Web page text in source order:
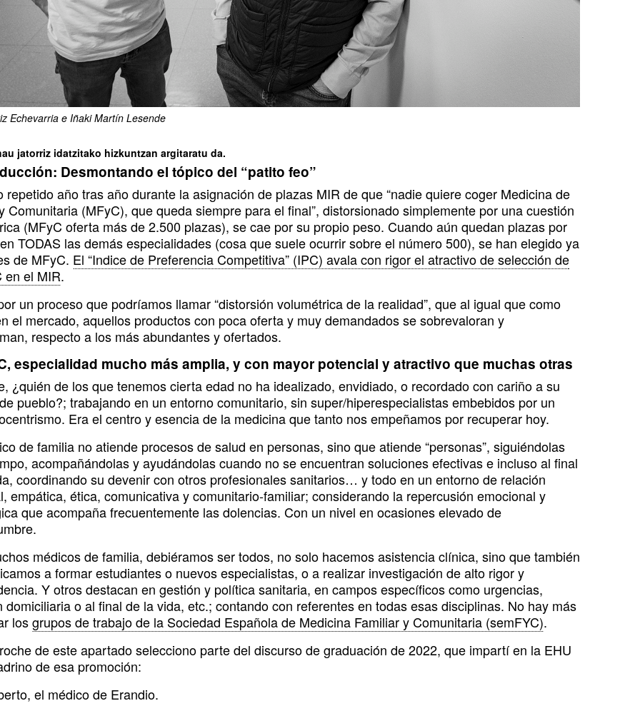
Echevarria e Iñaki Martín Lesende
jatorriz idatzitako hizkuntzan argitaratu da.
Desmontando el tópico del “patito feo”
repetido año tras año durante la asignación de plazas MIR de que “nadie quiere coger Medicina de
Comunitaria (MFyC), que queda siempre para el final”, distorsionado simplemente por una cuestión
(MFyC oferta más de 2.500 plazas), se cae por su propio peso. Cuando aún quedan plazas por
TODAS las demás especialidades (cosa que suele ocurrir sobre el número 500), se han elegido ya
de MFyC. El “Indice de Preferencia Competitiva” (IPC) avala con rigor el atractivo de selección de
en el MIR.
un proceso que podríamos llamar “distorsión volumétrica de la realidad”, que al igual que como
el mercado, aquellos productos con poca oferta y muy demandados se sobrevaloran y
respecto a los más abundantes y ofertados.
especialidad mucho más amplia, y con mayor potencial y atractivo que muchas otras
¿quién de los que tenemos cierta edad no ha idealizado, envidiado, o recordado con cariño a su
pueblo?; trabajando en un entorno comunitario, sin super/hiperespecialistas embebidos por un
Era el centro y esencia de la medicina que tanto nos empeñamos por recuperar hoy.
de familia no atiende procesos de salud en personas, sino que atiende “personas”, siguiéndolas
acompañándolas y ayudándolas cuando no se encuentran soluciones efectivas e incluso al final
coordinando su devenir con otros profesionales sanitarios… y todo en un entorno de relación
empática, ética, comunicativa y comunitario-familiar; considerando la repercusión emocional y
que acompaña frecuentemente las dolencias. Con un nivel en ocasiones elevado de
médicos de familia, debiéramos ser todos, no solo hacemos asistencia clínica, sino que también
a formar estudiantes o nuevos especialistas, o a realizar investigación de alto rigor y
Y otros destacan en gestión y política sanitaria, en campos específicos como urgencias,
domiciliaria o al final de la vida, etc.; contando con referentes en todas esas disciplinas. No hay más
losgrupos de trabajo de la Sociedad Española de Medicina Familiar y Comunitaria (semFYC).
de este apartado selecciono parte del discurso de graduación de 2022, que impartí en la EHU
de esa promoción:
el médico de Erandio.